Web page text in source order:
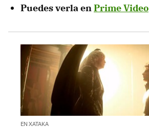
Puedes verla enPrime Video
EN XATAKA